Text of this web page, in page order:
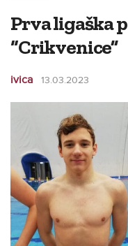
Prva ligaška
“Crikvenice”
ivica 13.03.2023